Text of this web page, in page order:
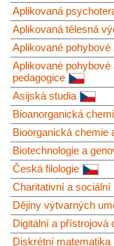
Aplikovaná
Aplikovaná tělesná
Aplikované pohybové
Aplikované
pedagogice
Asijská studia
Bioanorganická
Bioorganická chemie
Biotechnologie a
Česká filologie
Charitativní a sociální
Dějiny výtvarných
Digitální a přístrojová
Diskrétní matematika